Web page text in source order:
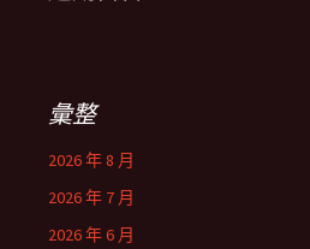
彙整
2026 年 8 月
2026 年 7 月
2026 年 6 月